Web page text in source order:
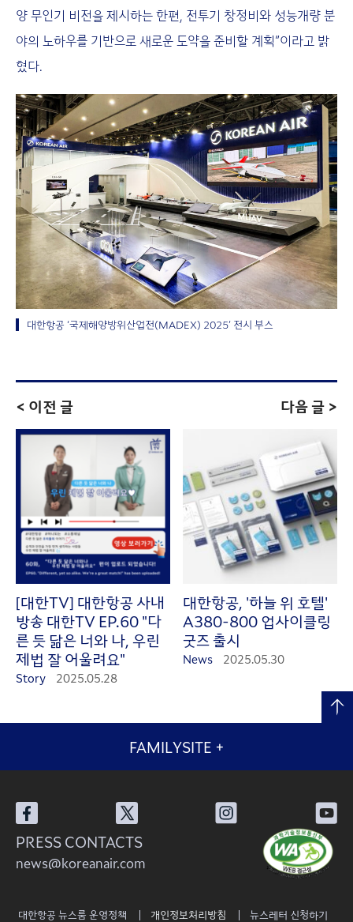
양 무인기 비전을 제시하는 한편, 전투기 창정비와 성능개량 분
야의 노하우를 기반으로 새로운 도약을 준비할 계획”이라고 밝
혔다.
대한항공 ‘국제해양방위산업전(MADEX) 2025’ 전시 부스
< 이전 글
[대한TV] 대한항공 사내
방송 대한TV EP.60 "다
른 듯 닮은 너와 나, 우린
제법 잘 어울려요"
Story 2025.05.28
다음 글 >
대한항공, '하늘 위 호텔'
A380-800 업사이클링
굿즈 출시
News 2025.05.30
FAMILYSITE +
PRESS CONTACTS
news@koreanair.com
대한항공 뉴스룸 운영정책 개인정보처리방침 뉴스레터 신청하기